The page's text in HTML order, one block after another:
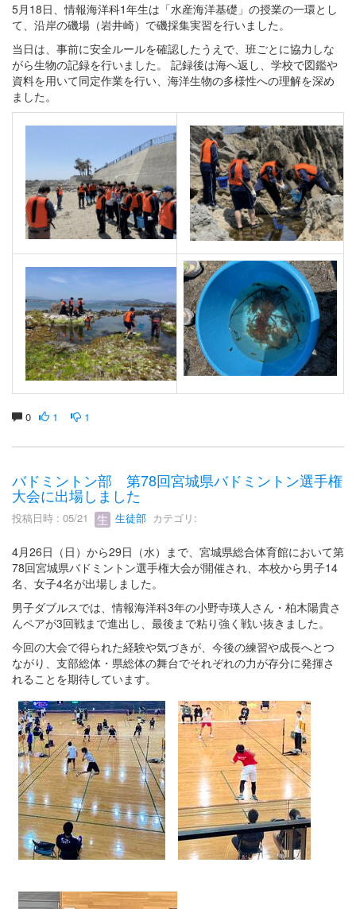
5月18日、情報海洋科1年生は「水産海洋基礎」の授業の一環とし
て、沿岸の磯場（岩井崎）で磯採集実習を行いました。
当日は、事前に安全ルールを確認したうえで、班ごとに協力しな
がら生物の記録を行いました。 記録後は海へ返し、学校で図鑑や
資料を用いて同定作業を行い、海洋生物の多様性への理解を深め
ました。
0 1 1
バドミントン部 第78回宮城県バドミントン選手権
大会に出場しました
投稿日時 : 05/21 生徒部 カテゴリ:
4月26日（日）から29日（水）まで、宮城県総合体育館において第
78回宮城県バドミントン選手権大会が開催され、本校から男子14
名、女子4名が出場しました。
男子ダブルスでは、情報海洋科3年の小野寺瑛人さん・柏木陽貴さ
んペアが3回戦まで進出し、最後まで粘り強く戦い抜きました。
今回の大会で得られた経験や気づきが、今後の練習や成長へとつ
ながり、支部総体・県総体の舞台でそれぞれの力が存分に発揮さ
れることを期待しています。